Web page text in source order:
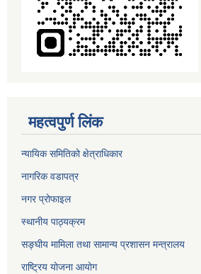
महत्वपुर्ण लिंक
न्यायिक समितिको क्षेत्राधिकार
नागरिक वडापत्र
नगर प्रोफाइल
स्थानीय पाठ्यक्रम
सङ्घीय मामिला तथा सामान्य प्रशासन मन्त्रालय
राष्ट्रिय योजना आयोग